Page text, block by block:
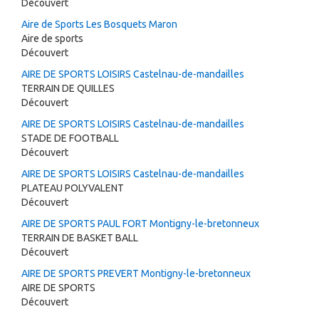
Découvert
Aire de Sports Les Bosquets Maron
Aire de sports
Découvert
AIRE DE SPORTS LOISIRS Castelnau-de-mandailles
TERRAIN DE QUILLES
Découvert
AIRE DE SPORTS LOISIRS Castelnau-de-mandailles
STADE DE FOOTBALL
Découvert
AIRE DE SPORTS LOISIRS Castelnau-de-mandailles
PLATEAU POLYVALENT
Découvert
AIRE DE SPORTS PAUL FORT Montigny-le-bretonneux
TERRAIN DE BASKET BALL
Découvert
AIRE DE SPORTS PREVERT Montigny-le-bretonneux
AIRE DE SPORTS
Découvert